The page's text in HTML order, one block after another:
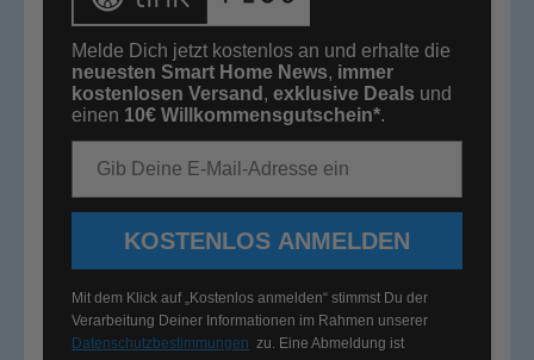
Melde Dich jetzt kostenlos an und erhalte die
neuesten Smart Home News, immer
kostenlosen Versand , exklusive Deals und
einen 10€ Willkommensgutschein*.
KOSTENLOS ANMELDEN
Mit dem Klick auf „Kostenlos anmelden“ stimmst Du der
Verarbeitung Deiner Informationen im Rahmen unserer
Datenschutzbestimmungen zu. Eine Abmeldung ist